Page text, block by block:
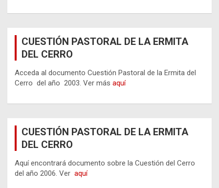
CUESTIÓN PASTORAL DE LA ERMITA
DEL CERRO
Acceda al documento Cuestión Pastoral de la Ermita del
Cerro del año 2003. Ver más aquí
CUESTIÓN PASTORAL DE LA ERMITA
DEL CERRO
Aquí encontrará documento sobre la Cuestión del Cerro
del año 2006. Ver aquí